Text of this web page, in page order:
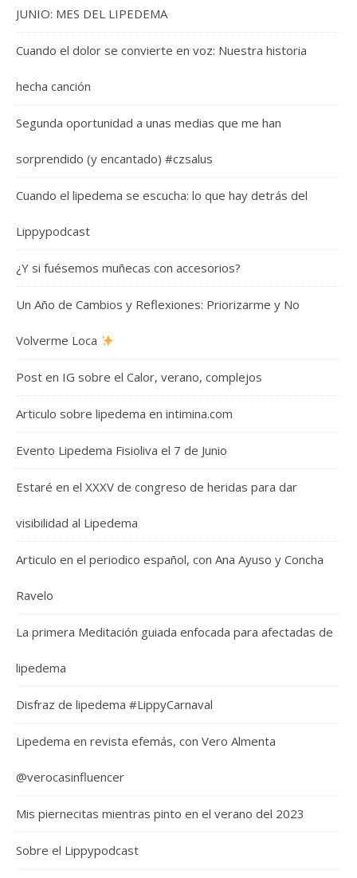
JUNIO: MES DEL LIPEDEMA
Cuando el dolor se convierte en voz: Nuestra historia
hecha canción
Segunda oportunidad a unas medias que me han
sorprendido (y encantado) #czsalus
Cuando el lipedema se escucha: lo que hay detrás del
Lippypodcast
¿Y si fuésemos muñecas con accesorios?
Un Año de Cambios y Reflexiones: Priorizarme y No
Volverme Loca
Post en IG sobre el Calor, verano, complejos
Articulo sobre lipedema en intimina.com
Evento Lipedema Fisioliva el 7 de Junio
Estaré en el XXXV de congreso de heridas para dar
visibilidad al Lipedema
Articulo en el periodico español, con Ana Ayuso y Concha
Ravelo
La primera Meditación guiada enfocada para afectadas de
lipedema
Disfraz de lipedema #LippyCarnaval
Lipedema en revista efemás, con Vero Almenta
@verocasinfluencer
Mis piernecitas mientras pinto en el verano del 2023
Sobre el Lippypodcast